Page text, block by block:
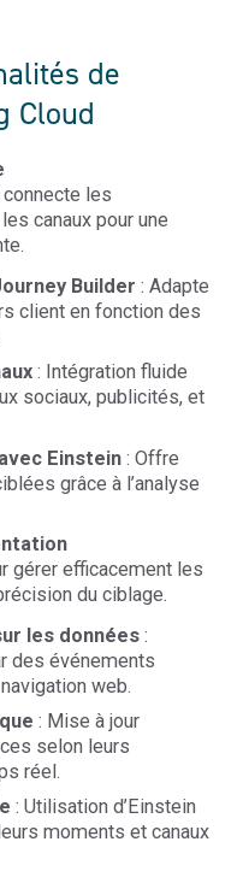
de
Cloud
les
canaux pour une
Builder : Adapte
client en fonction des
: Intégration fluide
sociaux, publicités, et
Einstein : Offre
grâce à l’analyse
gérer efficacement les
du ciblage.
les données :
des événements
web.
: Mise à jour
selon leurs
réel.
: Utilisation d’Einstein
moments et canaux